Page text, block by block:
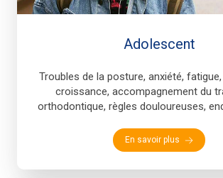
Adolescent
Troubles de la posture, anxiété,
croissance, accompagnement du
orthodontique, règles douloureuses,
En savoir plus